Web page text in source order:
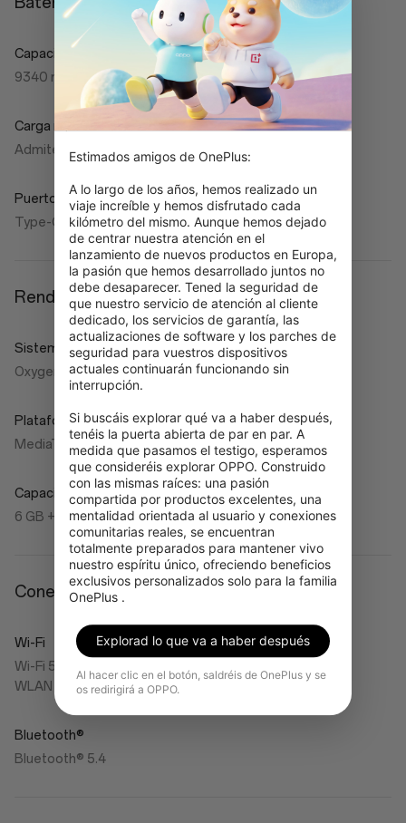
Capacidad de la batería
9340 mAh (típico) / 9098 mAh (nominal)
Carga rápida
Admite SUPERVOOC de 33 W
Puerto de carga
Type-C
Rendimiento
Sistema operativo
OxygenOS 15.0.1
Plataforma
MediaTek Helio G100
Capacidades de RAM y ROM
6 GB + 128 GB Wi-Fi / 8 GB + 128 GB LTE
Conectividad
Wi-Fi
Wi-Fi 5 (802.11ac), 802.11a/b/g/n/
WLAN 2.4G/WLAN 5.1G/WLAN 5.8G
Bluetooth®
Bluetooth® 5.4
Estimados amigos de OnePlus:
A lo largo de los años, hemos realizado un
viaje increíble y hemos disfrutado cada
kilómetro del mismo. Aunque hemos dejado
de centrar nuestra atención en el
lanzamiento de nuevos productos en Europa,
la pasión que hemos desarrollado juntos no
debe desaparecer. Tened la seguridad de
que nuestro servicio de atención al cliente
dedicado, los servicios de garantía, las
actualizaciones de software y los parches de
seguridad para vuestros dispositivos
actuales continuarán funcionando sin
interrupción.
Si buscáis explorar qué va a haber después,
tenéis la puerta abierta de par en par. A
medida que pasamos el testigo, esperamos
que consideréis explorar OPPO. Construido
con las mismas raíces: una pasión
compartida por productos excelentes, una
mentalidad orientada al usuario y conexiones
comunitarias reales, se encuentran
totalmente preparados para mantener vivo
nuestro espíritu único, ofreciendo beneficios
exclusivos personalizados solo para la familia
OnePlus .
Explorad lo que va a haber después
Al hacer clic en el botón, saldréis de OnePlus y se
os redirigirá a OPPO.